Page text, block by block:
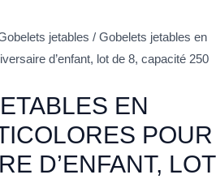
jetables / Gobelets jetables en
d’enfant, lot de 8, capacité 250
EN
POUR
D’ENFANT, LOT